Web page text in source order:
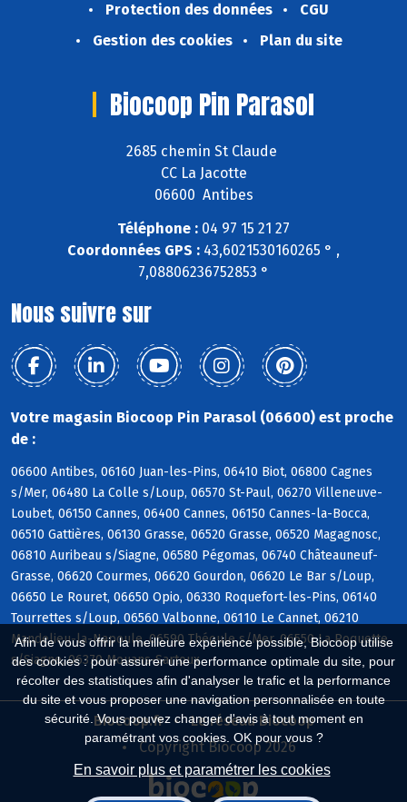
Afin de vous offrir la meilleure expérience possible, Biocoop utilise
des cookies : pour assurer une performance optimale du site, pour
récolter des statistiques afin d'analyser le trafic et la performance
du site et vous proposer une navigation personnalisée en toute
sécurité. Vous pouvez changer d'avis à tout moment en
paramétrant vos cookies. OK pour vous ?
En savoir plus et paramétrer les cookies
Protection des données
CGU
Gestion des cookies
Plan du site
Biocoop Pin Parasol
2685 chemin St Claude
CC La Jacotte
06600 Antibes
Téléphone : 04 97 15 21 27
Coordonnées GPS : 43,6021530160265 ° ,
7,08806236752853 °
Nous suivre sur
Votre magasin Biocoop Pin Parasol (06600) est proche
de :
06600 Antibes, 06160 Juan-les-Pins, 06410 Biot, 06800 Cagnes
s/Mer, 06480 La Colle s/Loup, 06570 St-Paul, 06270 Villeneuve-
Loubet, 06150 Cannes, 06400 Cannes, 06150 Cannes-la-Bocca,
06510 Gattières, 06130 Grasse, 06520 Grasse, 06520 Magagnosc,
06810 Auribeau s/Siagne, 06580 Pégomas, 06740 Châteauneuf-
Grasse, 06620 Courmes, 06620 Gourdon, 06620 Le Bar s/Loup,
06650 Le Rouret, 06650 Opio, 06330 Roquefort-les-Pins, 06140
Tourrettes s/Loup, 06560 Valbonne, 06110 Le Cannet, 06210
Mandelieu-la-Napoule, 06590 Théoule s/Mer, 06550 La Roquette
s/Siagne, 06370 Mouans-Sartoux
Biocoop.fr
Le réseau Biocoop
Copyright Biocoop 2026